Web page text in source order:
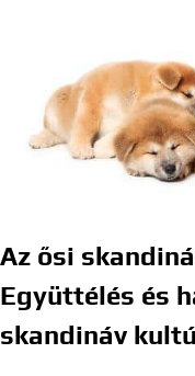
Az ősi
Együttélés és
skandináv